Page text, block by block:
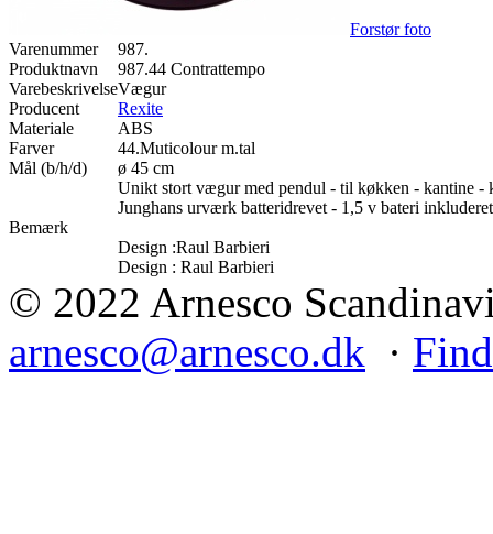
Forstør foto
Varenummer
987.
Produktnavn
987.44 Contrattempo
VarebeskrivelseVægur
Producent
Rexite
Materiale
ABS
Farver
44.Muticolour m.tal
Mål (b/h/d)
ø 45 cm
Bemærk
Unikt stort vægur med pendul - til køkken - kantine -
Junghans urværk batteridrevet - 1,5 v bateri
Design :Raul Barbieri
Design : Raul Barbieri
© 2022 Arnesco
arnesco@arnesco.dk ·